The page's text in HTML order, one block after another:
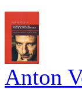
Anton